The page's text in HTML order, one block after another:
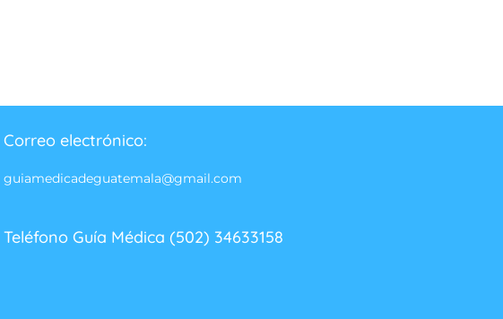
Correo electrónico:
guiamedicadeguatemala@gmail.com
Teléfono Guía Médica (502) 34633158